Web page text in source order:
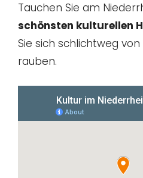
Tauchen Sie am
schönsten kulturellen
Sie sich schlichtweg
rauben.